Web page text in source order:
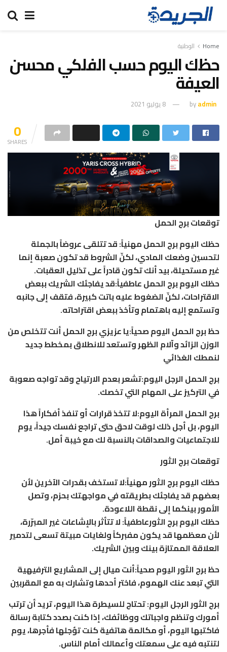
Home الوطنية
حظك اليوم حسب الفلكي محسن
العيفة
byadmin 8 يوليو 2021
0
SHARES
توقعات برج الحمل
حظك اليوم برج الحمل مهنياً: قد تتلقى عروضاً بالجملة
لتحسين وضعك المادي، لكنّ الشروط قد تكون صعبة إنما
غير مستحيلة، بيد أنك تكون قادراً على تذليل العقبات.
حظك اليوم برج الحمل عاطفياً:قد يفاجئك الشريك ببعض
الاقتراحات، لكنّ الضغوط عليه باتت كبيرة، فتقف إلى جانبه
وتستمع إليه باهتمام وتأخذ ببعض اقتراحاته.
حظ برج الحمل اليوم صحياً:يا عزيزي برج الحمل أنت تتخلص من
الوزن الزائد وآلام الظهر وتستعد للانطلاق بمخطط جديد
لنمطك الغذائي
برج الحمل الرجل اليوم:تشعر بعدم الارتياح وقد تواجه صعوبة
في التركيز على المهام التي تخصك.
برج الحمل المرأة اليوم:لا تتخذ قرارات أو تنفذ أفكاراً هذا
اليوم، بل أجل ذلك لوقت لاحق حتى تراجع نفسك جيداً، يوم
للاجتماعيات والصداقات بالنسبة لك مع خيبة أمل.
توقعات برج الثور
حظك اليوم برج الثور مهنياً:لا تستخف بقدرات الآخرين لأن
بعضهم قد يفاجئك بطريقته في مواجهتك بحزم، وتصل
الأمور بينكما إلى نقطة اللاعودة.
حظك اليوم برج الثورعاطفياً: لا تتأثر بالإشاعات غير المبرّرة،
لأن معظمها قد يكون مفبركاً ولغايات مبيتة تسعى لتدمير
العلاقة الممتازة بينك وبين الشريك.
حظ برج الثور اليوم صحياً:أنت ميال إلى المشاريع الترفيهية
التي تبعد عنك الهموم، فاختر أحدها وتشارك به مع المقربين
برج الثور الرجل اليوم: تحتاج للسيطرة هذا اليوم، تريد أن ترتب
أمورك وتنظم واجباتك ووظائفك، إذا كنت بصدد كتابة رسالة
فاكتبها اليوم، أو مكالمة هاتفية كنت تؤجلها فأجرها، يوم
لتنتبه فيه على سمعتك وأعمالك أمام الناس.